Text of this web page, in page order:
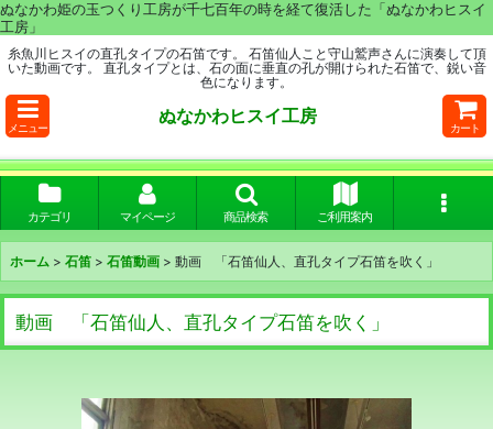
ぬなかわ姫の玉つくり工房が千七百年の時を経て復活した「ぬなかわヒスイ
工房」
糸魚川ヒスイの直孔タイプの石笛です。 石笛仙人こと守山鷲声さんに演奏して頂
いた動画です。 直孔タイプとは、石の面に垂直の孔が開けられた石笛で、鋭い音
色になります。
メニュー
ぬなかわヒスイ工房
カート
カテゴリ マイページ 商品検索 ご利用案内
ホーム > 石笛 > 石笛動画 > 動画 「石笛仙人、直孔タイプ石笛を吹く」
動画 「石笛仙人、直孔タイプ石笛を吹く」